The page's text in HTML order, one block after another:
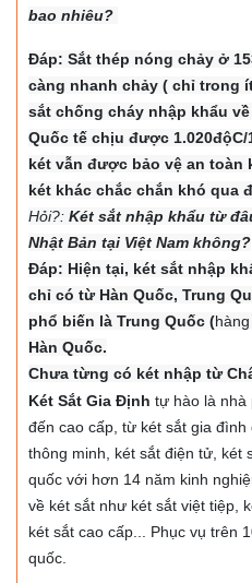
bao nhiêu?
Đáp: Sắt thép nóng chảy ở
càng nhanh chảy ( chỉ trong
sắt chống cháy nhập khẩu
Quốc tế chịu được
két vẫn được bảo vệ an toàn
két khác chắc chắn khó qua
Hỏi?: Két sắt nhập khẩu từ
Nhật Bản tại Việt Nam không?
Đáp: Hiện tại, két sắt nhập
chỉ có từ Hàn Quốc, Trung
phổ biến là Trung Quốc (
Hàn Quốc.
Chưa từng có két nhập từ
Két Sắt Gia Định tự hào là nhà
đến cao cấp, từ két sắt gia
thông minh, két sắt điện tử, két
quốc với hơn 14 năm kinh
về két sắt như két sắt việt tiệp,
két sắt cao cấp... Phục vụ trên
quốc.